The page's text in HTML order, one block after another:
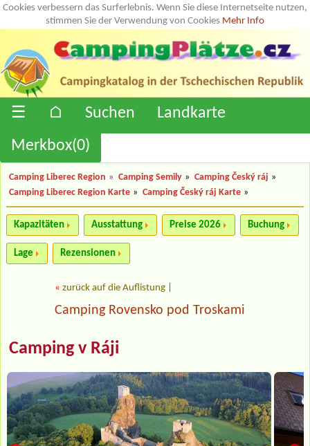
Cookies verbessern das Surferlebnis. Wenn Sie diese Internetseite nutzen,
stimmen Sie der Verwendung von Cookies Mehr Info
☰ ⌂ Suchen
Landkarte
Merkbox(0)
Camping Liberec Region » Camping Semily » Camping Český ráj »
Camping Liberec Region Karte » Camping Český ráj Karte »
Kapazitäten Ausstattung Preise 2026 Buchung
Lage Rezensionen
« zurück auf die Auflistung
Camping Rovensko pod Troskami
Camping v Ráji